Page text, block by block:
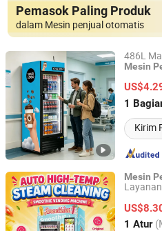
Pemasok Paling Produk
dalam Mesin penjual otomatis
486L
Mesin
1
Kirim
Shenzhen Haha Zero Beast
Guangdong, China
Mesin
1 Atur
Guangzhou Caiyunjuan
Guangdong, China